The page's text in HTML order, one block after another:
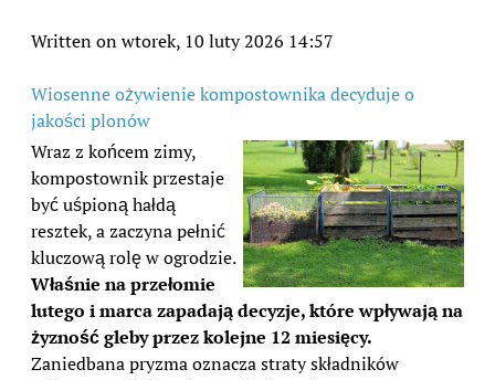
Written on wtorek, 10 luty 2026 14:57
Wiosenne ożywienie kompostownika decyduje o
jakości plonów
Wraz z końcem zimy,
kompostownik przestaje
być uśpioną hałdą
resztek, a zaczyna pełnić
kluczową rolę w ogrodzie.
Właśnie na przełomie
lutego i marca zapadają decyzje, które wpływają na
żyzność gleby przez kolejne 12 miesięcy.
Zaniedbana pryzma oznacza straty składników